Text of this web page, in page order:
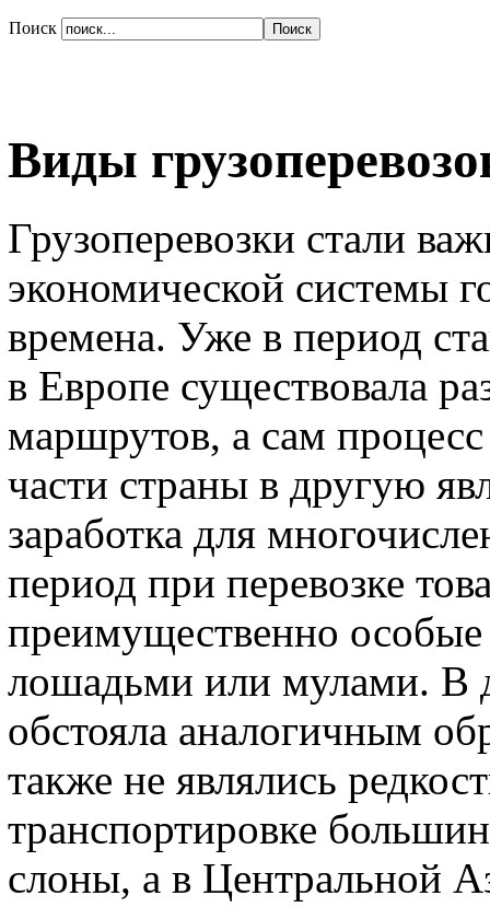
Поиск
Виды
Грузоперевозки стали
экономической системы
времена. Уже в период
в Европе существовала
маршрутов, а сам
части страны в другую
заработка для
период при перевозке
преимущественно особые
лошадьми или мулами. В
обстояла аналогичным
также не являлись
транспортировке
слоны, а в Центральной